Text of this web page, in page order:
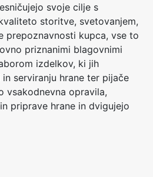
svoje cilje s
storitve, svetovanjem,
prepoznavnosti kupca, vse to
priznanimi blagovnimi
izdelkov, ki jih
serviranju hrane ter pijače
vsakodnevna opravila,
priprave hrane in dvigujejo